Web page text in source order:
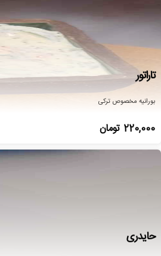
تاراتور
بورانیه مخصوص ترکی
220,000 تومان
حایدری